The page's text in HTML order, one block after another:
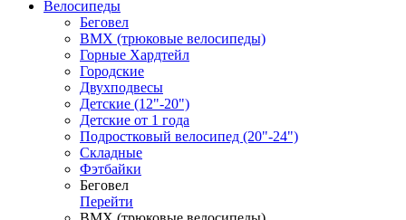
Велосипеды
Беговел
ВМХ (трюковые велосипеды)
Горные Хардтейл
Городские
Двухподвесы
Детские (12"-20")
Детские от 1 года
Подростковый велосипед (20"-24")
Складные
Фэтбайки
Беговел
Перейти